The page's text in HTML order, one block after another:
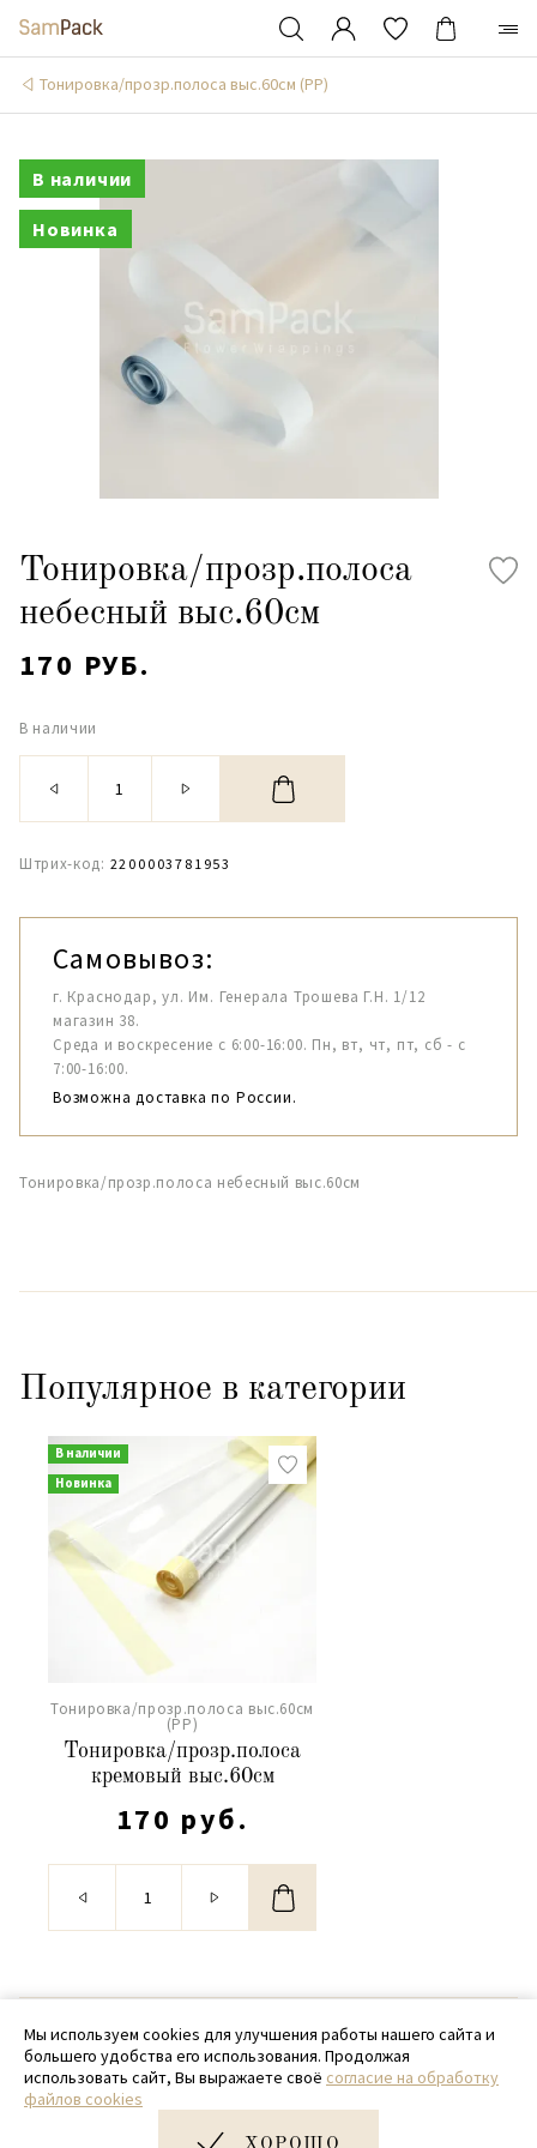
Тонировка/прозр.полоса выс.60см (PP)
В наличии
Новинка
Тонировка/прозр.полоса
небесный выс.60см
170 РУБ.
В наличии
Штрих-код: 2200003781953
Самовывоз:
г. Краснодар, ул. Им. Генерала Трошева Г.Н. 1/12
магазин 38.
Среда и воскресение с 6:00-16:00. Пн, вт, чт, пт, сб - с
7:00-16:00.
Возможна доставка по России.
Тонировка/прозр.полоса небесный выс.60см
Популярное в категории
В наличии
Новинка
Тонировка/прозр.полоса выс.60см
(PP)
Тонировка/прозр.полоса
кремовый выс.60см
170 руб.
© 2020 - 2026 SamPack
+ 7 (918) 699-97-87
zakaz@sampack.store
Мы используем cookies для улучшения работы нашего сайта и
большего удобства его использования. Продолжая
использовать сайт, Вы выражаете своё согласие на обработку
файлов cookies